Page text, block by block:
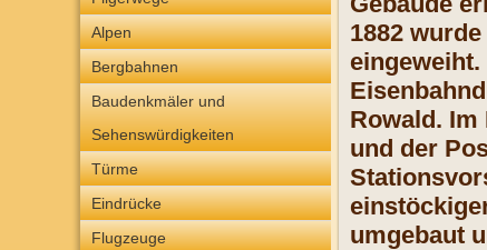
Alpen
Bergbahnen
Baudenkmäler und
Sehenswürdigkeiten
Türme
Eindrücke
Flugzeuge
1882 wurde
Rowald.
und der
umgebaut